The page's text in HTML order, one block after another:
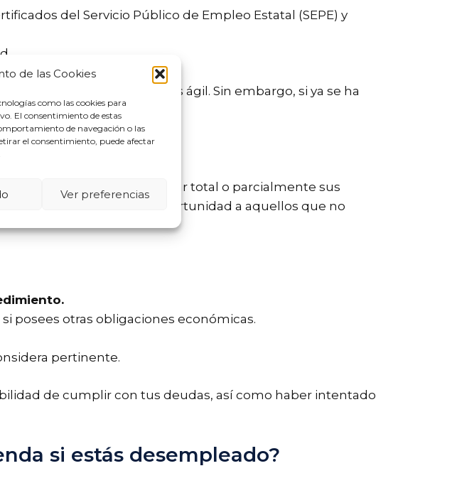
de las Cookies
como las cookies para
El consentimiento de estas
de navegación o las
el consentimiento, puede afectar
Ver preferencias
del Servicio Público de Empleo Estatal (SEPE) y
el proceso suele ser más ágil. Sin embargo, si ya se ha
enfoque más robusto.
ayudarte
a las personas cancelar total o parcialmente sus
ofrecer una segunda oportunidad a aquellos que no
posees otras obligaciones económicas.
pertinente.
de cumplir con tus deudas, así como haber intentado
si estás desempleado?